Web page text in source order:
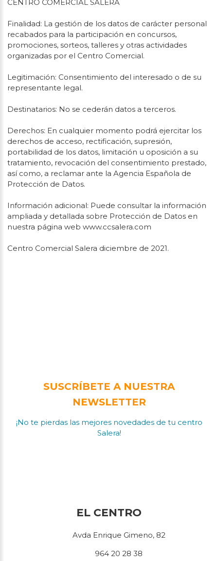
CENTRO COMERCIAL SALERA
Finalidad: La gestión de los datos de carácter personal
recabados para la participación en concursos,
promociones, sorteos, talleres y otras actividades
organizadas por el Centro Comercial.
Legitimación: Consentimiento del interesado o de su
representante legal.
Destinatarios: No se cederán datos a terceros.
Derechos: En cualquier momento podrá ejercitar los
derechos de acceso, rectificación, supresión,
portabilidad de los datos, limitación u oposición a su
tratamiento, revocación del consentimiento prestado,
así como, a reclamar ante la Agencia Española de
Protección de Datos.
Información adicional: Puede consultar la información
ampliada y detallada sobre Protección de Datos en
nuestra página web www.ccsalera.com
Centro Comercial Salera diciembre de 2021.
SUSCRÍBETE A NUESTRA
NEWSLETTER
¡No te pierdas las mejores novedades de tu centro
Salera!
EL CENTRO
Avda Enrique Gimeno, 82
964 20 28 38